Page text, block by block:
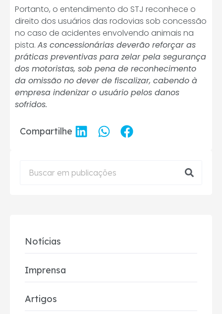
Portanto, o entendimento do STJ reconhece o
direito dos usuários das rodovias sob concessão
no caso de acidentes envolvendo animais na
pista. As concessionárias deverão reforçar as
práticas preventivas para zelar pela segurança
dos motoristas, sob pena de reconhecimento
da omissão no dever de fiscalizar, cabendo à
empresa indenizar o usuário pelos danos
sofridos.
Compartilhe
POST ANTERIOR PRÓXIMO POST
Notícias
Imprensa
Artigos